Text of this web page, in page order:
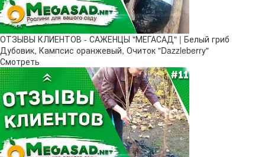
ОТЗЫВЫ КЛИЕНТОВ - САЖЕНЦЫ "МЕГАСАД" | Белый гриб
Дубовик, Кампсис оранжевый, Очиток "Dazzleberry"
Смотреть